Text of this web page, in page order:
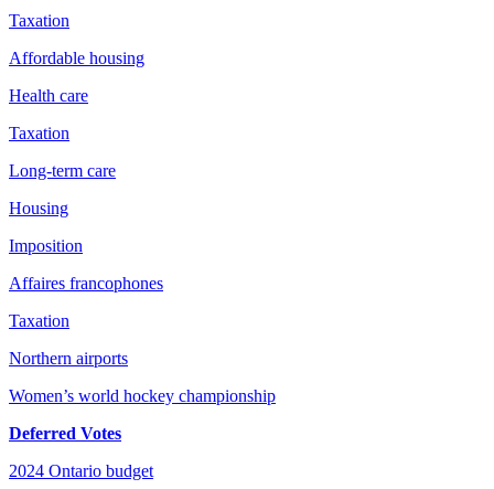
Taxation
Affordable housing
Health care
Taxation
Long-term care
Housing
Imposition
Affaires francophones
Taxation
Northern airports
Women’s world hockey championship
Deferred Votes
2024 Ontario budget